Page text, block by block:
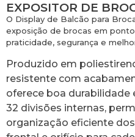
EXPOSITOR DE
O Display de Balcão para
exposição de brocas em
praticidade, segurança e
Produzido em
resistente com
oferece boa durabilidade
32 divisões internas,
organização eficiente